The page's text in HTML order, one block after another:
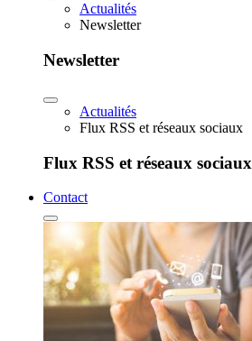
Actualités
Newsletter
Newsletter
Actualités
Flux RSS et réseaux sociaux
Flux RSS et réseaux sociaux
Contact